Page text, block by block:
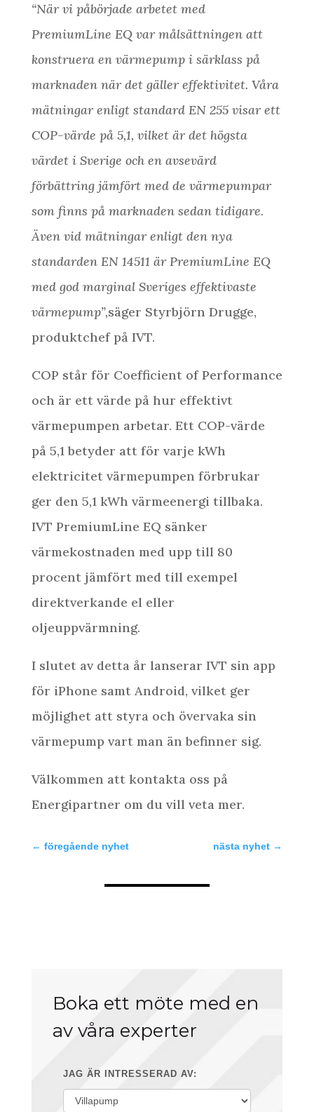
“När vi påbörjade arbetet med
PremiumLine EQ var målsättningen att
konstruera en värmepump i särklass på
marknaden när det gäller effektivitet. Våra
mätningar enligt standard EN 255 visar ett
COP-värde på 5,1, vilket är det högsta
värdet i Sverige och en avsevärd
förbättring jämfört med de värmepumpar
som finns på marknaden sedan tidigare.
Även vid mätningar enligt den nya
standarden EN 14511 är PremiumLine EQ
med god marginal Sveriges effektivaste
värmepump”,säger Styrbjörn Drugge,
produktchef på IVT.
COP står för Coefficient of Performance
och är ett värde på hur effektivt
värmepumpen arbetar. Ett COP-värde
på 5,1 betyder att för varje kWh
elektricitet värmepumpen förbrukar
ger den 5,1 kWh värmeenergi tillbaka.
IVT PremiumLine EQ sänker
värmekostnaden med upp till 80
procent jämfört med till exempel
direktverkande el eller
oljeuppvärmning.
I slutet av detta år lanserar IVT sin app
för iPhone samt Android, vilket ger
möjlighet att styra och övervaka sin
värmepump vart man än befinner sig.
Välkommen att kontakta oss på
Energipartner om du vill veta mer.
← föregående nyhet nästa nyhet →
Boka ett möte med en
av våra experter
JAG ÄR INTRESSERAD AV: